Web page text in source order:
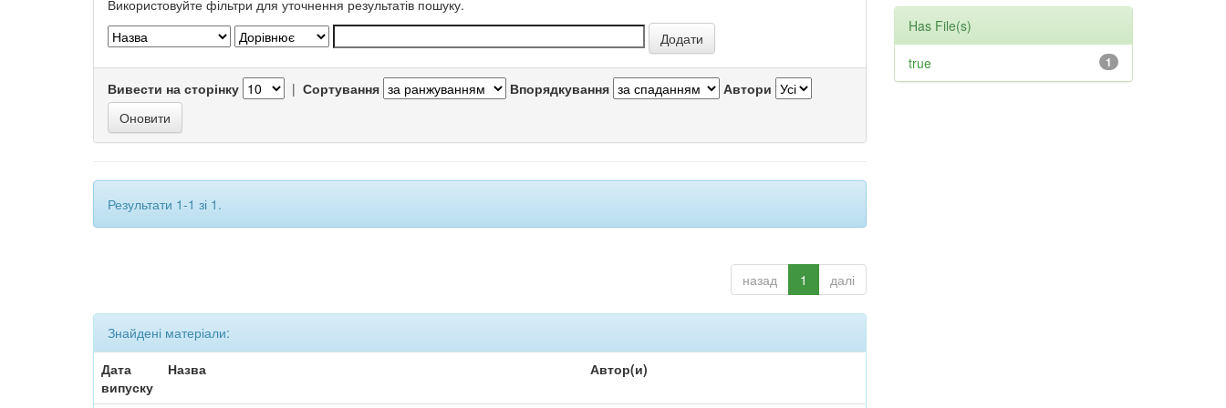
Використовуйте фільтри для уточнення результатів пошуку.
Вивести на сторінку | Сортування Впорядкування Автори
Результати 1-1 зі 1.
назад 1 далі
Знайдені матеріали:
Дата
випуску
Назва Автор(и)
Has File(s)
1
true